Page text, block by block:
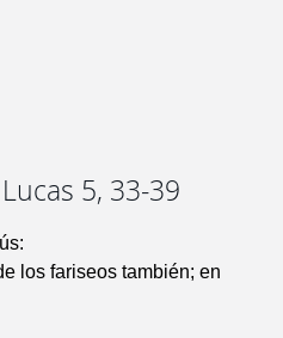
5, 33-39
los fariseos también; en